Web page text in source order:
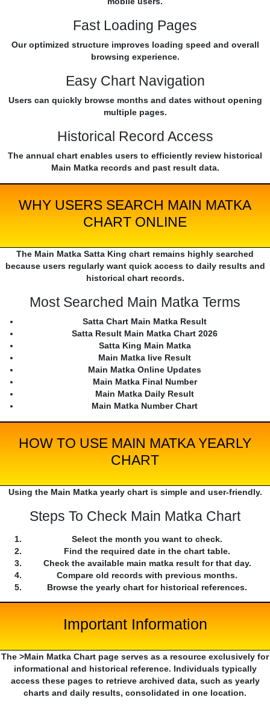
Fast Loading Pages
Our optimized structure improves loading speed and overall
browsing experience.
Easy Chart Navigation
Users can quickly browse months and dates without opening
multiple pages.
Historical Record Access
The annual chart enables users to efficiently review historical
Main Matka records and past result data.
WHY USERS SEARCH MAIN MATKA
CHART ONLINE
The Main Matka Satta King chart remains highly searched
because users regularly want quick access to daily results and
historical chart records.
Most Searched Main Matka Terms
Satta Chart Main Matka Result
Satta Result Main Matka Chart 2026
Satta King Main Matka
Main Matka live Result
Main Matka Online Updates
Main Matka Final Number
Main Matka Daily Result
Main Matka Number Chart
HOW TO USE MAIN MATKA YEARLY
CHART
Using the Main Matka yearly chart is simple and user-friendly.
Steps To Check Main Matka Chart
Select the month you want to check.
Find the required date in the chart table.
Check the available main matka result for that day.
Compare old records with previous months.
Browse the yearly chart for historical references.
Important Information
The >Main Matka Chart page serves as a resource exclusively for
informational and historical reference. Individuals typically
access these pages to retrieve archived data, such as yearly
charts and daily results, consolidated in one location.